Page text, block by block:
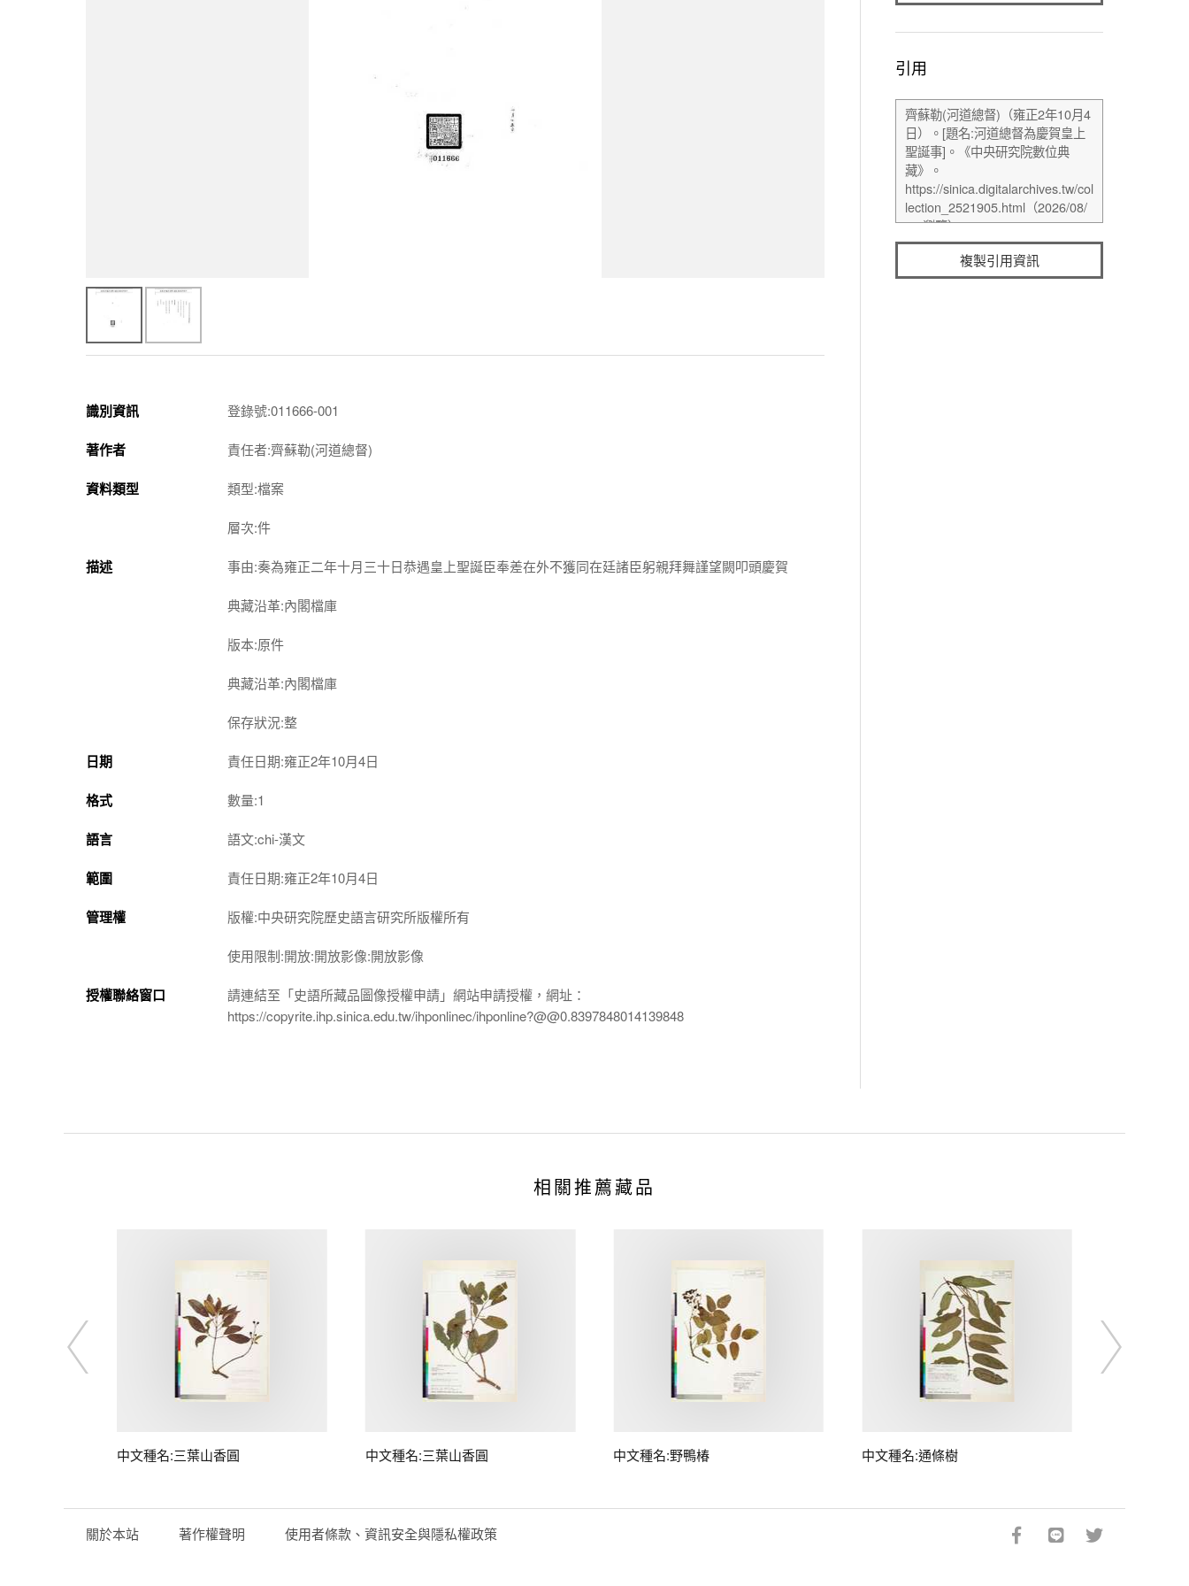
識別資訊 登錄號:011666-001
著作者 責任者:齊蘇勒(河道總督)
資料類型 類型:檔案
層次:件
描述 事由:奏為雍正二年十月三十日恭遇皇上聖誕臣奉差在外不獲同在廷諸臣躬親拜舞謹望闕叩頭慶賀
典藏沿革:內閣檔庫
版本:原件
典藏沿革:內閣檔庫
保存狀況:整
日期 責任日期:雍正2年10月4日
格式 數量:1
語言 語文:chi-漢文
範圍 責任日期:雍正2年10月4日
管理權 版權:中央研究院歷史語言研究所版權所有
使用限制:開放:開放影像:開放影像
授權聯絡窗口
請連結至「史語所藏品圖像授權申請」網站申請授權，網址：
https://copyrite.ihp.sinica.edu.tw/ihponlinec/ihponline?@@0.8397848014139848
引用
複製引用資訊
相關推薦藏品
中文種名:三葉山香圓 中文種名:三葉山香圓 中文種名:野鴨椿 中文種名:通條樹
關於本站 著作權聲明 使用者條款、資訊安全與隱私權政策